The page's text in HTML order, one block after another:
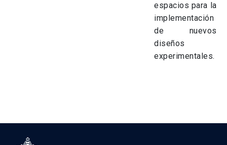
espacios para la
implementación
de nuevos
diseños
experimentales.